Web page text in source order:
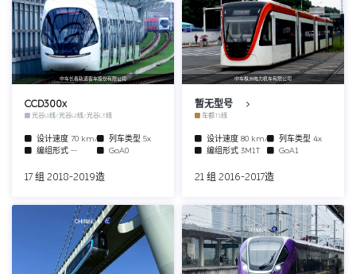
中车长春轨道客车股份有限公司
CCD300x
光谷L1线/光谷L2线/光谷L3线
设计速度 70 km/h 列车类型 5x
编组形式 -- GoA0
17 组 2018-2019造
中车株洲电力机车有限公司
暂无型号
车都T1线
设计速度 80 km/h 列车类型 4x
编组形式 3M1T GoA1
21 组 2016-2017造